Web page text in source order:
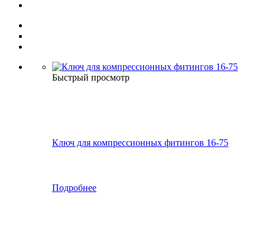
Быстрый просмотр
Ключ для компрессионных фитингов 16-75
Подробнее